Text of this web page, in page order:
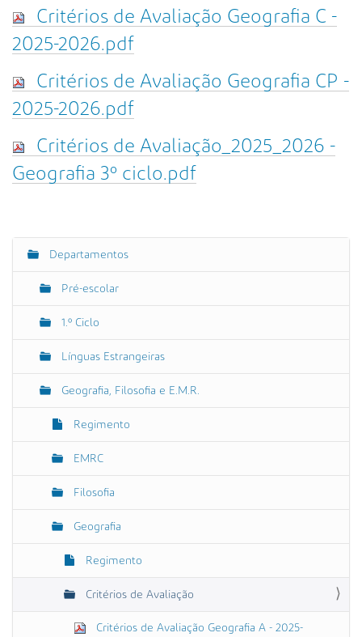
n
ç
a
a
…
Critérios de Avaliação Geografia C -
2025-2026.pdf
Critérios de Avaliação Geografia CP -
2025-2026.pdf
Critérios de Avaliação_2025_2026 -
Geografia 3º ciclo.pdf
N
Departamentos
Pré-escolar
1.º Ciclo
Línguas Estrangeiras
Geografia, Filosofia e E.M.R.
Regimento
EMRC
Filosofia
Geografia
Regimento
Critérios de Avaliação
Critérios de Avaliação Geografia A - 2025-